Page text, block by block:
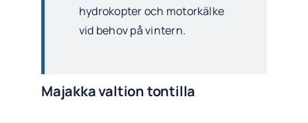
hydrokopter och motorkälke
vid behov på vintern.
Majakka valtion tontilla